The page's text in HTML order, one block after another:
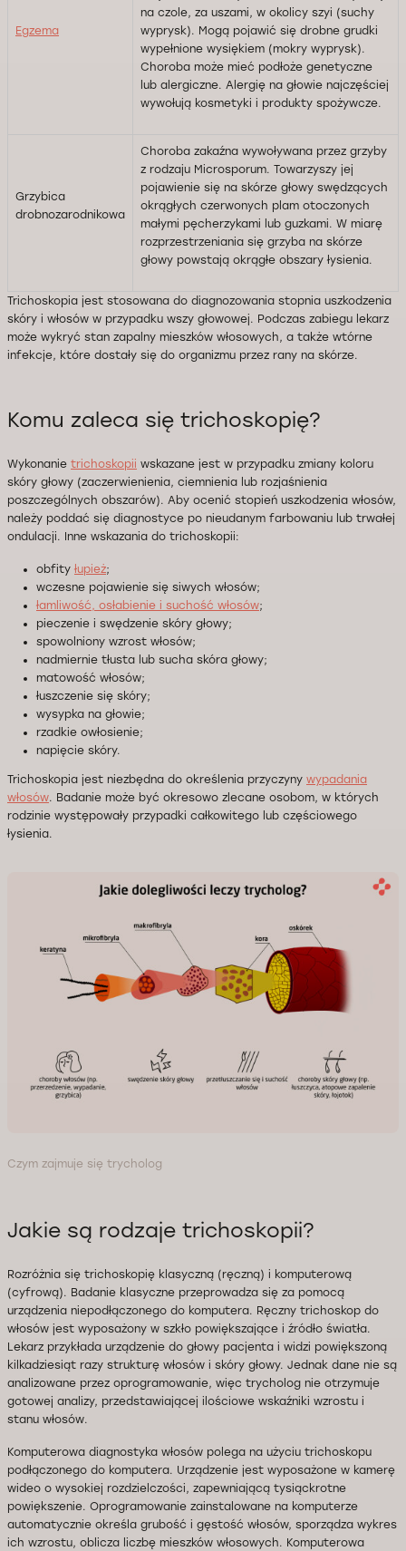
Egzema
na czole, za uszami, w okolicy szyi (suchy
wyprysk). Mogą pojawić się drobne grudki
wypełnione wysiękiem (mokry wyprysk).
Choroba może mieć podłoże genetyczne
lub alergiczne. Alergię na głowie najczęściej
wywołują kosmetyki i produkty spożywcze.
Grzybica
drobnozarodnikowa
Choroba zakaźna wywoływana przez grzyby
z rodzaju Microsporum. Towarzyszy jej
pojawienie się na skórze głowy swędzących
okrągłych czerwonych plam otoczonych
małymi pęcherzykami lub guzkami. W miarę
rozprzestrzeniania się grzyba na skórze
głowy powstają okrągłe obszary łysienia.
Trichoskopia jest stosowana do diagnozowania stopnia uszkodzenia
skóry i włosów w przypadku wszy głowowej. Podczas zabiegu lekarz
może wykryć stan zapalny mieszków włosowych, a także wtórne
infekcje, które dostały się do organizmu przez rany na skórze.
Komu zaleca się trichoskopię?
Wykonanie trichoskopii wskazane jest w przypadku zmiany koloru
skóry głowy (zaczerwienienia, ciemnienia lub rozjaśnienia
poszczególnych obszarów). Aby ocenić stopień uszkodzenia włosów,
należy poddać się diagnostyce po nieudanym farbowaniu lub trwałej
ondulacji. Inne wskazania do trichoskopii:
obfity łupież;
wczesne pojawienie się siwych włosów;
łamliwość, osłabienie i suchość włosów;
pieczenie i swędzenie skóry głowy;
spowolniony wzrost włosów;
nadmiernie tłusta lub sucha skóra głowy;
matowość włosów;
łuszczenie się skóry;
wysypka na głowie;
rzadkie owłosienie;
napięcie skóry.
Trichoskopia jest niezbędna do określenia przyczyny wypadania
włosów. Badanie może być okresowo zlecane osobom, w których
rodzinie występowały przypadki całkowitego lub częściowego
łysienia.
Czym zajmuje się trycholog
Jakie są rodzaje trichoskopii?
Rozróżnia się trichoskopię klasyczną (ręczną) i komputerową
(cyfrową). Badanie klasyczne przeprowadza się za pomocą
urządzenia niepodłączonego do komputera. Ręczny trichoskop do
włosów jest wyposażony w szkło powiększające i źródło światła.
Lekarz przykłada urządzenie do głowy pacjenta i widzi powiększoną
kilkadziesiąt razy strukturę włosów i skóry głowy. Jednak dane nie są
analizowane przez oprogramowanie, więc trycholog nie otrzymuje
gotowej analizy, przedstawiającej ilościowe wskaźniki wzrostu i
stanu włosów.
Komputerowa diagnostyka włosów polega na użyciu trichoskopu
podłączonego do komputera. Urządzenie jest wyposażone w kamerę
wideo o wysokiej rozdzielczości, zapewniającą tysiąckrotne
powiększenie. Oprogramowanie zainstalowane na komputerze
automatycznie określa grubość i gęstość włosów, sporządza wykres
ich wzrostu, oblicza liczbę mieszków włosowych. Komputerowa